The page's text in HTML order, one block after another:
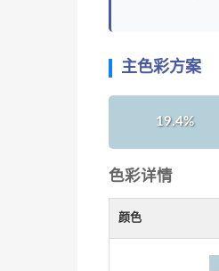
主色彩方案
19.4%
色彩详情
颜色